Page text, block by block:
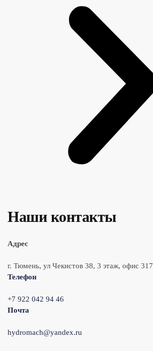
Наши контакты
Адрес
г. Тюмень, ул Чекистов 38, 3 этаж, офис 317
Телефон
+7 922 042 94 46
Почта
hydromach@yandex.ru